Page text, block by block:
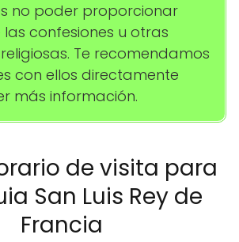
no poder proporcionar
confesiones u otras
Te recomendamos
con ellos directamente
más información.
de visita para
San Luis Rey de
Francia